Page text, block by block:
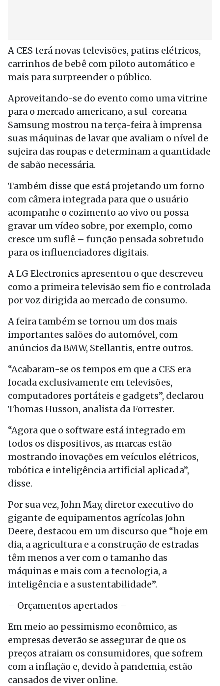
A CES terá novas televisões, patins elétricos,
carrinhos de bebê com piloto automático e
mais para surpreender o público.
Aproveitando-se do evento como uma vitrine
para o mercado americano, a sul-coreana
Samsung mostrou na terça-feira à imprensa
suas máquinas de lavar que avaliam o nível de
sujeira das roupas e determinam a quantidade
de sabão necessária.
Também disse que está projetando um forno
com câmera integrada para que o usuário
acompanhe o cozimento ao vivo ou possa
gravar um vídeo sobre, por exemplo, como
cresce um suflê – função pensada sobretudo
para os influenciadores digitais.
A LG Electronics apresentou o que descreveu
como a primeira televisão sem fio e controlada
por voz dirigida ao mercado de consumo.
A feira também se tornou um dos mais
importantes salões do automóvel, com
anúncios da BMW, Stellantis, entre outros.
“Acabaram-se os tempos em que a CES era
focada exclusivamente em televisões,
computadores portáteis e gadgets”, declarou
Thomas Husson, analista da Forrester.
“Agora que o software está integrado em
todos os dispositivos, as marcas estão
mostrando inovações em veículos elétricos,
robótica e inteligência artificial aplicada”,
disse.
Por sua vez, John May, diretor executivo do
gigante de equipamentos agrícolas John
Deere, destacou em um discurso que “hoje em
dia, a agricultura e a construção de estradas
têm menos a ver com o tamanho das
máquinas e mais com a tecnologia, a
inteligência e a sustentabilidade”.
– Orçamentos apertados –
Em meio ao pessimismo econômico, as
empresas deverão se assegurar de que os
preços atraiam os consumidores, que sofrem
com a inflação e, devido à pandemia, estão
cansados de viver online.